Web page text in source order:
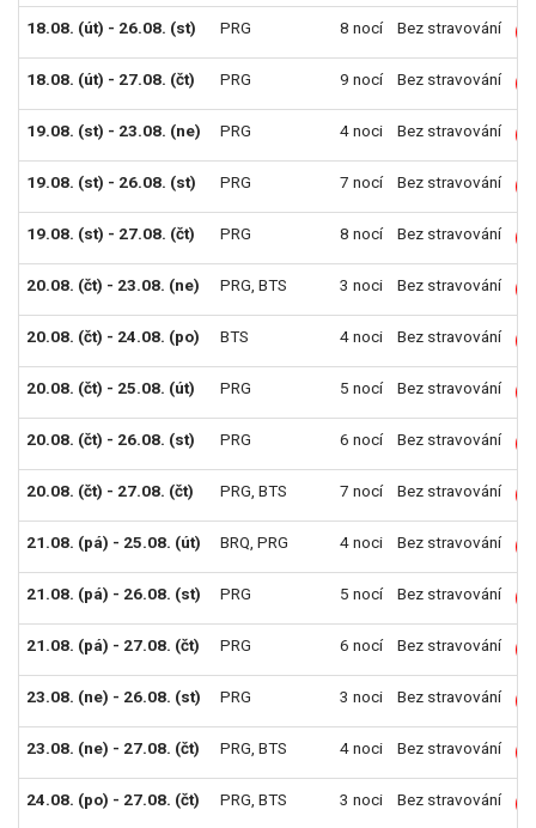
18.08. (út) - 26.08. (st) PRG 8 nocí Bez stravování
18.08. (út) - 27.08. (čt) PRG 9 nocí Bez stravování
19.08. (st) - 23.08. (ne) PRG 4 noci Bez stravování
19.08. (st) - 26.08. (st) PRG 7 nocí Bez stravování
19.08. (st) - 27.08. (čt) PRG 8 nocí Bez stravování
20.08. (čt) - 23.08. (ne) PRG BTS 3 noci Bez stravování
20.08. (čt) - 24.08. (po) BTS 4 noci Bez stravování
20.08. (čt) - 25.08. (út) PRG 5 nocí Bez stravování
20.08. (čt) - 26.08. (st) PRG 6 nocí Bez stravování
20.08. (čt) - 27.08. (čt) PRG BTS 7 nocí Bez stravování
21.08. (pá) - 25.08. (út) BRQ PRG 4 noci Bez stravování
21.08. (pá) - 26.08. (st) PRG 5 nocí Bez stravování
21.08. (pá) - 27.08. (čt) PRG 6 nocí Bez stravování
23.08. (ne) - 26.08. (st) PRG 3 noci Bez stravování
23.08. (ne) - 27.08. (čt) PRG BTS 4 noci Bez stravování
24.08. (po) - 27.08. (čt) PRG BTS 3 noci Bez stravování